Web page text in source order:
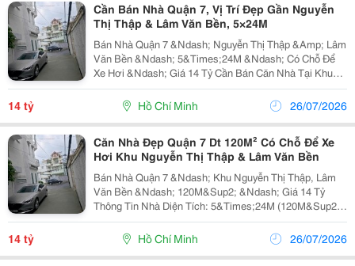
Cần Bán Nhà Quận 7, Vị Trí Đẹp Gần Nguyễn
Thị Thập & Lâm Văn Bền, 5×24M
Bán Nhà Quận 7 &Ndash; Nguyễn Thị Thập &Amp; Lâm
Văn Bền &Ndash; 5&Times;24M &Ndash; Có Chỗ Để
Xe Hơi &Ndash; Giá 14 Tỷ Cần Bán Căn Nhà Tại Khu
Vực Nguyễn Thị Thập &Ndash; Lâm Văn Bền, Quận 7.
Nhà Sở Hữu Diện Tích Rộng, Không Gian Thoáng, Có
Chỗ Để...
14 tỷ Hồ Chí Minh 26/07/2026
Căn Nhà Đẹp Quận 7 Dt 120M² Có Chỗ Để Xe
Hơi Khu Nguyễn Thị Thập & Lâm Văn Bền
Bán Nhà Quận 7 &Ndash; Khu Nguyễn Thị Thập, Lâm
Văn Bền &Ndash; 120M&Sup2; &Ndash; Giá 14 Tỷ
Thông Tin Nhà Diện Tích: 5&Times;24M (120M&Sup2;)
Giá Bán: 14 Tỷ Có Chỗ Để Xe Hơi Pháp Lý: Sổ Hồng
Riêng Mô Tả Căn Nhà Căn Nhà Nằm Tại Khu...
14 tỷ Hồ Chí Minh 26/07/2026